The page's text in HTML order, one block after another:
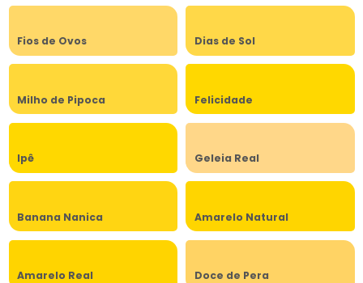
Fios de Ovos Dias de Sol
Milho de Pipoca Felicidade
Ipê Geleia Real
Banana Nanica Amarelo Natural
Amarelo Real Doce de Pera